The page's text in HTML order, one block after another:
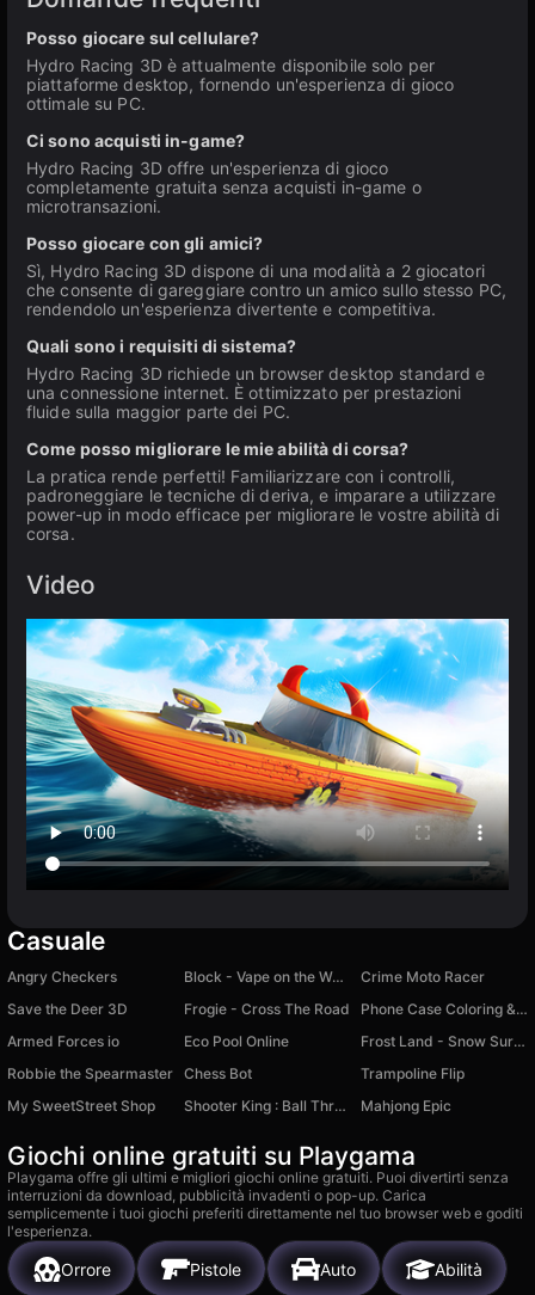
Posso giocare sul cellulare?
Hydro Racing 3D è attualmente disponibile solo per
piattaforme desktop, fornendo un'esperienza di gioco
ottimale su PC.
Ci sono acquisti in-game?
Hydro Racing 3D offre un'esperienza di gioco
completamente gratuita senza acquisti in-game o
microtransazioni.
Posso giocare con gli amici?
Sì, Hydro Racing 3D dispone di una modalità a 2 giocatori
che consente di gareggiare contro un amico sullo stesso PC,
rendendolo un'esperienza divertente e competitiva.
Quali sono i requisiti di sistema?
Hydro Racing 3D richiede un browser desktop standard e
una connessione internet. È ottimizzato per prestazioni
fluide sulla maggior parte dei PC.
Come posso migliorare le mie abilità di corsa?
La pratica rende perfetti! Familiarizzare con i controlli,
padroneggiare le tecniche di deriva, e imparare a utilizzare
power-up in modo efficace per migliorare le vostre abilità di
corsa.
Video
Casuale
Angry Checkers Block - Vape on the Web: 2 Players
Crime Moto Racer
Save the Deer 3D
Frogie - Cross The Road
Phone Case Coloring & Design - Casual DIY Game
Armed Forces io
Eco Pool Online
Frost Land - Snow Survival
Robbie the Spearmaster Chess Bot
Trampoline Flip
My SweetStreet Shop
Shooter King : Ball Throw Mahjong Epic
Giochi online gratuiti su Playgama
Playgama offre gli ultimi e migliori giochi online gratuiti. Puoi divertirti senza
interruzioni da download, pubblicità invadenti o pop-up. Carica
semplicemente i tuoi giochi preferiti direttamente nel tuo browser web e goditi
l'esperienza.
Orrore Pistole Auto Abilità